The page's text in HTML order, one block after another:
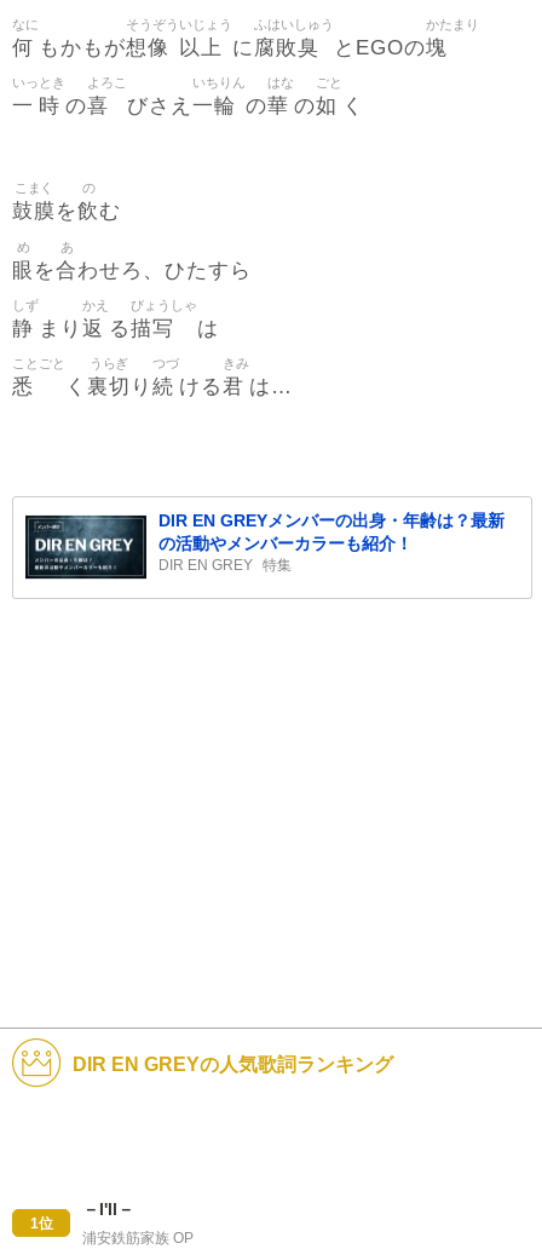
何
なに
もかもが想像
そうぞう
以上
いじょう
に 腐敗臭
ふはいしゅう
とEGOの塊
かたまり
一
いっ
時
とき
の喜
よろこ
びさえ 一輪
いちりん
の華
はな
の如
ごと
く
鼓膜
こまく
を飲
の
む
眼
め
を合
あ
わせろ、ひたすら
静
しず
まり 返
かえ
る描写
びょうしゃ
は
悉
ことごと
く 裏切
うらぎ
り 続
つづ
ける君
きみ
は…
DIR EN GREYメンバーの出身・年齢は？最新
の活動やメンバーカラーも紹介！
DIR EN GREY 特集
DIR EN GREYの人気歌詞ランキング
1位
－I'll－
浦安鉄筋家族 OP